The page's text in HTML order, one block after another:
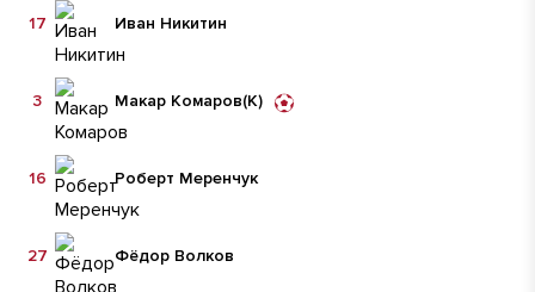
Иван Никитин
17
Макар Комаров(К)
3
Роберт Меренчук
16
Фёдор Волков
27